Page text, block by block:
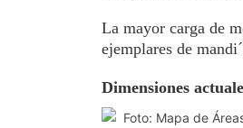
La mayor carga de
ejemplares de
Dimensiones